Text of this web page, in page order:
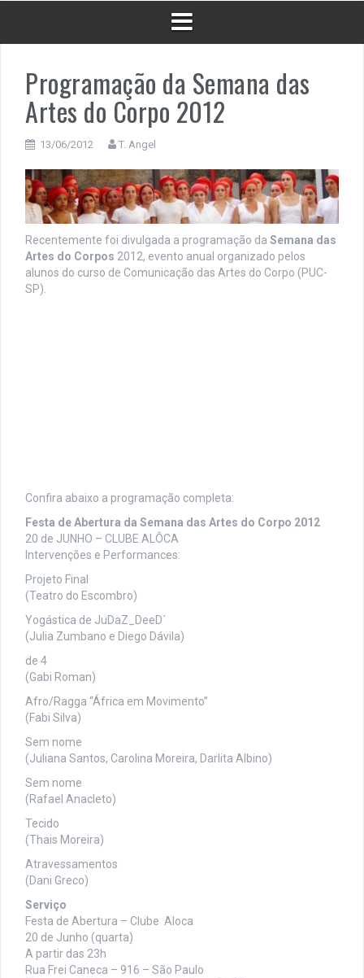
Programação da Semana das
Artes do Corpo 2012
13/06/2012 T. Angel
Recentemente foi divulgada a programação da Semana das
Artes do Corpos 2012, evento anual organizado pelos
alunos do curso de Comunicação das Artes do Corpo (PUC-
SP).
Confira abaixo a programação completa:
Festa de Abertura da Semana das Artes do Corpo 2012
20 de JUNHO – CLUBE ALÔCA
Intervenções e Performances:
Projeto Final
(Teatro do Escombro)
Yogástica de JuDaZ_DeeD´
(Julia Zumbano e Diego Dávila)
de 4
(Gabi Roman)
Afro/Ragga “África em Movimento”
(Fabi Silva)
Sem nome
(Juliana Santos, Carolina Moreira, Darlita Albino)
Sem nome
(Rafael Anacleto)
Tecido
(Thais Moreira)
Atravessamentos
(Dani Greco)
Serviço
Festa de Abertura – Clube Aloca
20 de Junho (quarta)
A partir das 23h
Rua Frei Caneca – 916 – São Paulo